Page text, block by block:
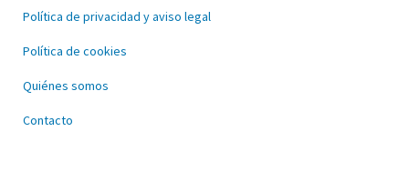
Política de privacidad y aviso legal
Política de cookies
Quiénes somos
Contacto